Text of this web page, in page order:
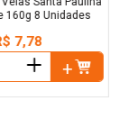
160g 8 Unidades
7,78
＋